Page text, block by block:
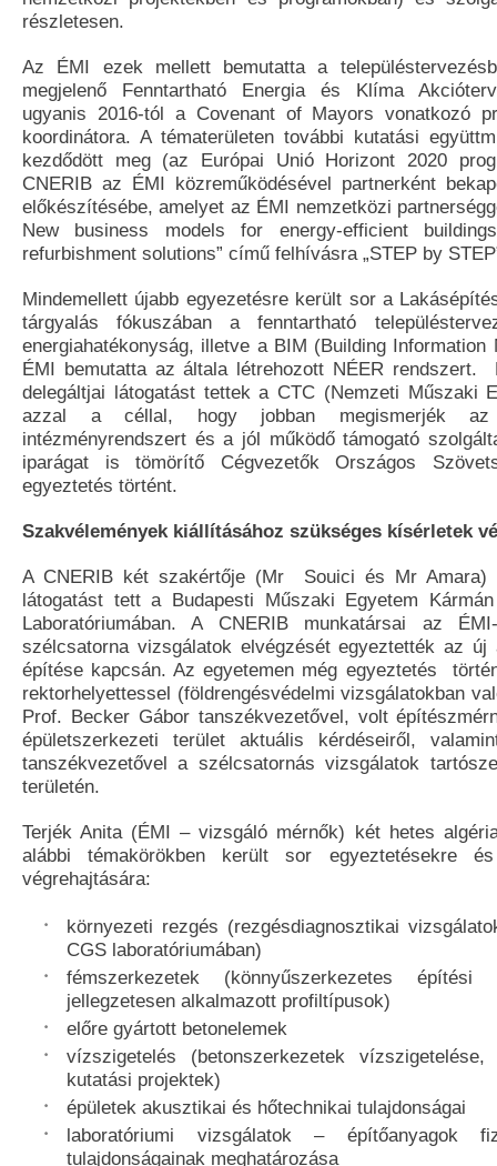
részletesen.
Az ÉMI ezek mellett bemutatta a
megjelenő Fenntartható Energia és Klíma
ugyanis 2016-tól a Covenant of Mayors vonatkozó
koordinátora. A tématerületen további kutatási
kezdődött meg (az Európai Unió Horizont 2020
CNERIB az ÉMI közreműködésével partnerként
előkészítésébe, amelyet az ÉMI nemzetközi
New business models for energy-efficient
refurbishment solutions” című felhívásra „STEP by
Mindemellett újabb egyezetésre került sor a
tárgyalás fókuszában a fenntartható
energiahatékonyság, illetve a BIM (Building Information
ÉMI bemutatta az általa létrehozott NÉER rendszert.
delegáltjai látogatást tettek a CTC (Nemzeti Műszaki
azzal a céllal, hogy jobban megismerjék az
intézményrendszert és a jól működő támogató
iparágat is tömörítő Cégvezetők Országos
egyeztetés történt.
Szakvélemények kiállításához szükséges kísérletek
A CNERIB két szakértője (Mr Souici és Mr Amara)
látogatást tett a Budapesti Műszaki Egyetem
Laboratóriumában. A CNERIB munkatársai az
szélcsatorna vizsgálatok elvégzését egyeztették az új
építése kapcsán. Az egyetemen még egyeztetés
rektorhelyettessel (földrengésvédelmi vizsgálatokban
Prof. Becker Gábor tanszékvezetővel, volt
épületszerkezeti terület aktuális kérdéseiről,
tanszékvezetővel a szélcsatornás vizsgálatok
területén.
Terjék Anita (ÉMI – vizsgáló mérnők) két hetes
alábbi témakörökben került sor egyeztetésekre
végrehajtására:
környezeti rezgés (rezgésdiagnosztikai
CGS laboratóriumában)
fémszerkezetek (könnyűszerkezetes építési
jellegzetesen alkalmazott profiltípusok)
előre gyártott betonelemek
vízszigetelés (betonszerkezetek
kutatási projektek)
épületek akusztikai és hőtechnikai tulajdonságai
laboratóriumi vizsgálatok – építőanyagok
tulajdonságainak meghatározása